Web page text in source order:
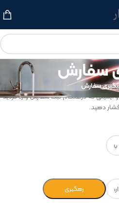
سفارش
سفارش
که درهنگام ثبت سفارش وارد کردید
دهید.
رهگیری